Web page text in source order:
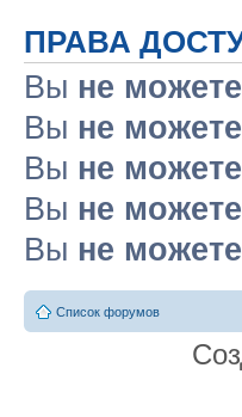
ПРАВА
Вы не можете
Вы не можете
Вы не можете
Вы не можете
Вы не можете
Список форумов